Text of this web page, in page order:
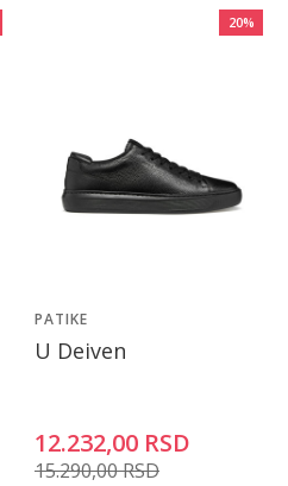
20%
PATIKE
U Deiven
12.232,00 RSD
15.290,00RSD